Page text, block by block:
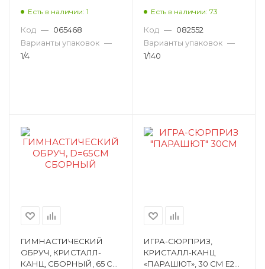
Есть в наличии: 1
Код — 065468
Варианты упаковок —
1/4
Есть в наличии: 73
Код — 082552
Варианты упаковок —
1/140
ГИМНАСТИЧЕСКИЙ
ОБРУЧ, КРИСТАЛЛ-
КАНЦ, СБОРНЫЙ, 65 СМ
ИГРА-СЮРПРИЗ,
КРИСТАЛЛ-КАНЦ
«ПАРАШЮТ», 30 СМ E20-